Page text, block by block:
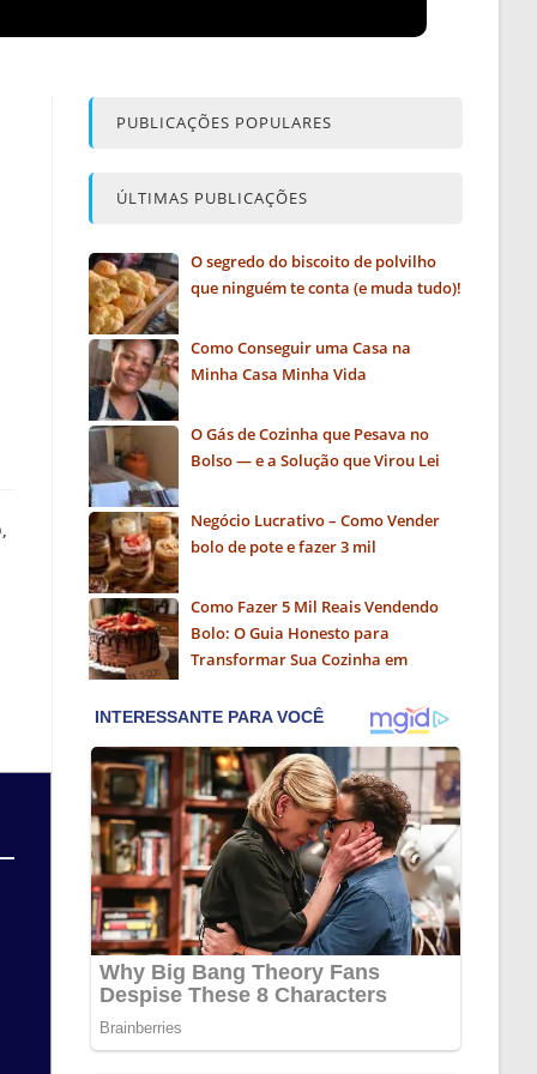
PUBLICAÇÕES POPULARES
ÚLTIMAS PUBLICAÇÕES
O segredo do biscoito de polvilho
que ninguém te conta (e muda tudo)!
Como Conseguir uma Casa na
Minha Casa Minha Vida
O Gás de Cozinha que Pesava no
Bolso — e a Solução que Virou Lei
Negócio Lucrativo – Como Vender
bolo de pote e fazer 3 mil
Como Fazer 5 Mil Reais Vendendo
Bolo: O Guia Honesto para
Transformar Sua Cozinha em